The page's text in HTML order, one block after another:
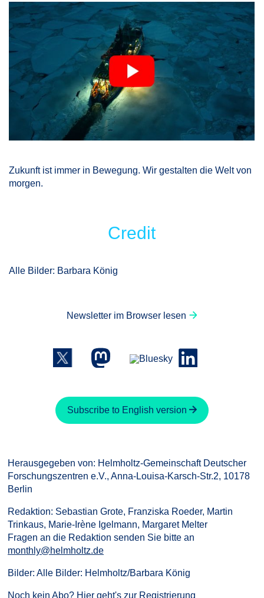
Zukunft ist immer in Bewegung. Wir gestalten die Welt von
morgen.
Credit
Alle Bilder: Barbara König
Newsletter im Browser lesen
Subscribe to English version
Herausgegeben von: Helmholtz-Gemeinschaft Deutscher
Forschungszentren e.V., Anna-Louisa-Karsch-Str.2, 10178
Berlin
Redaktion: Sebastian Grote, Franziska Roeder, Martin
Trinkaus, Marie-Irène Igelmann, Margaret Melter
Fragen an die Redaktion senden Sie bitte an
monthly@helmholtz.de
Bilder: Alle Bilder: Helmholtz/Barbara König
Noch kein Abo? Hier geht's zur Registrierung